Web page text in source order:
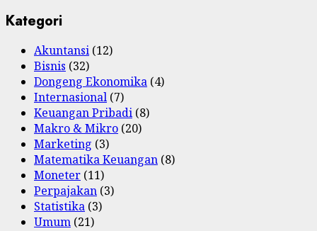
Kategori
Akuntansi (12)
Bisnis (32)
Dongeng Ekonomika (4)
Internasional (7)
Keuangan Pribadi (8)
Makro & Mikro (20)
Marketing (3)
Matematika Keuangan (8)
Moneter (11)
Perpajakan (3)
Statistika (3)
Umum (21)